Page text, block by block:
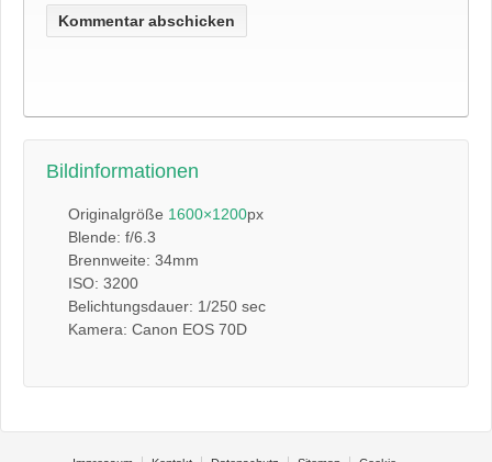
Bildinformationen
Originalgröße 1600×1200px
Blende: f/6.3
Brennweite: 34mm
ISO: 3200
Belichtungsdauer: 1/250 sec
Kamera: Canon EOS 70D